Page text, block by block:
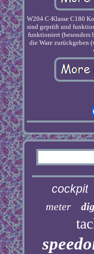
W204 C-Klasse C180
sind geprüft und
funktioniert (besonders
die Ware zurückgeben
cockpit
meter